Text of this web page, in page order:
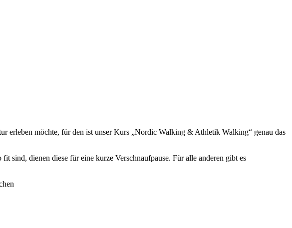
erleben möchte, für den ist unser Kurs „Nordic Walking & Athletik Walking“ genau das
sind, dienen diese für eine kurze Verschnaufpause. Für alle anderen gibt es